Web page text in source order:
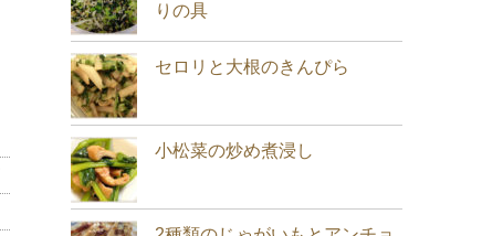
りの具
セロリと大根のきんぴら
小松菜の炒め煮浸し